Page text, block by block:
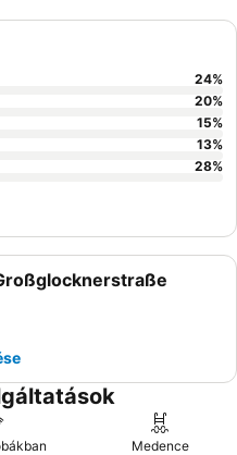
24%
20%
15%
13%
28%
Medence